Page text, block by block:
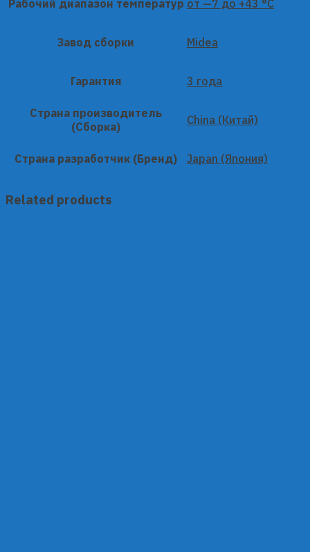
Рабочий диапазон температур от —7 до +43 °C
Завод сборки Midea
Гарантия 3 года
Страна производитель
(Сборка)
China (Китай)
Страна разработчик (Бренд) Japan (Япония)
Related products